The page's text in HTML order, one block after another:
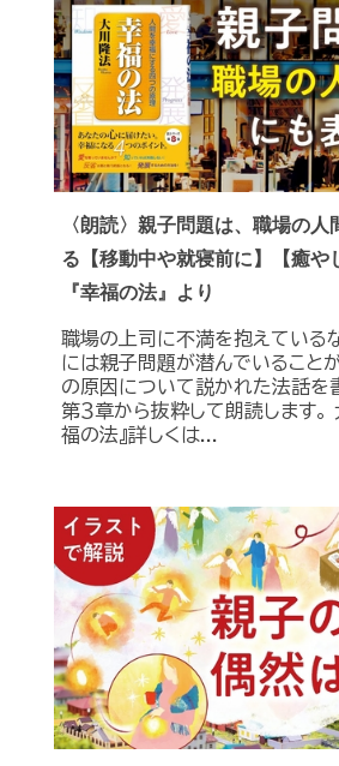
〈朗読〉親子問題は、職場の人
る【移動中や就寝前に】【癒や
『幸福の法』より
職場の上司に不満を抱えている
には親子問題が潜んでいること
の原因について説かれた法話を
第３章から抜粋して朗読します。
福の法』詳しくは...